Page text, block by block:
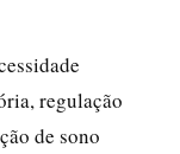
regulação
de sono